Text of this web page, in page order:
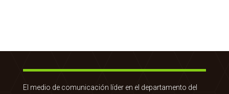
El medio de comunicación líder en el departamento del